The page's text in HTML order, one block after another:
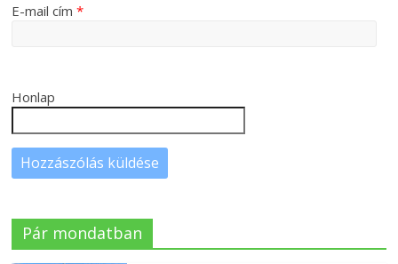
E-mail cím*
Honlap
Pár mondatban